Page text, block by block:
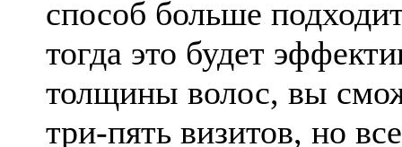
способ больше
тогда это будет
толщины волос, вы
три-пять визитов, но